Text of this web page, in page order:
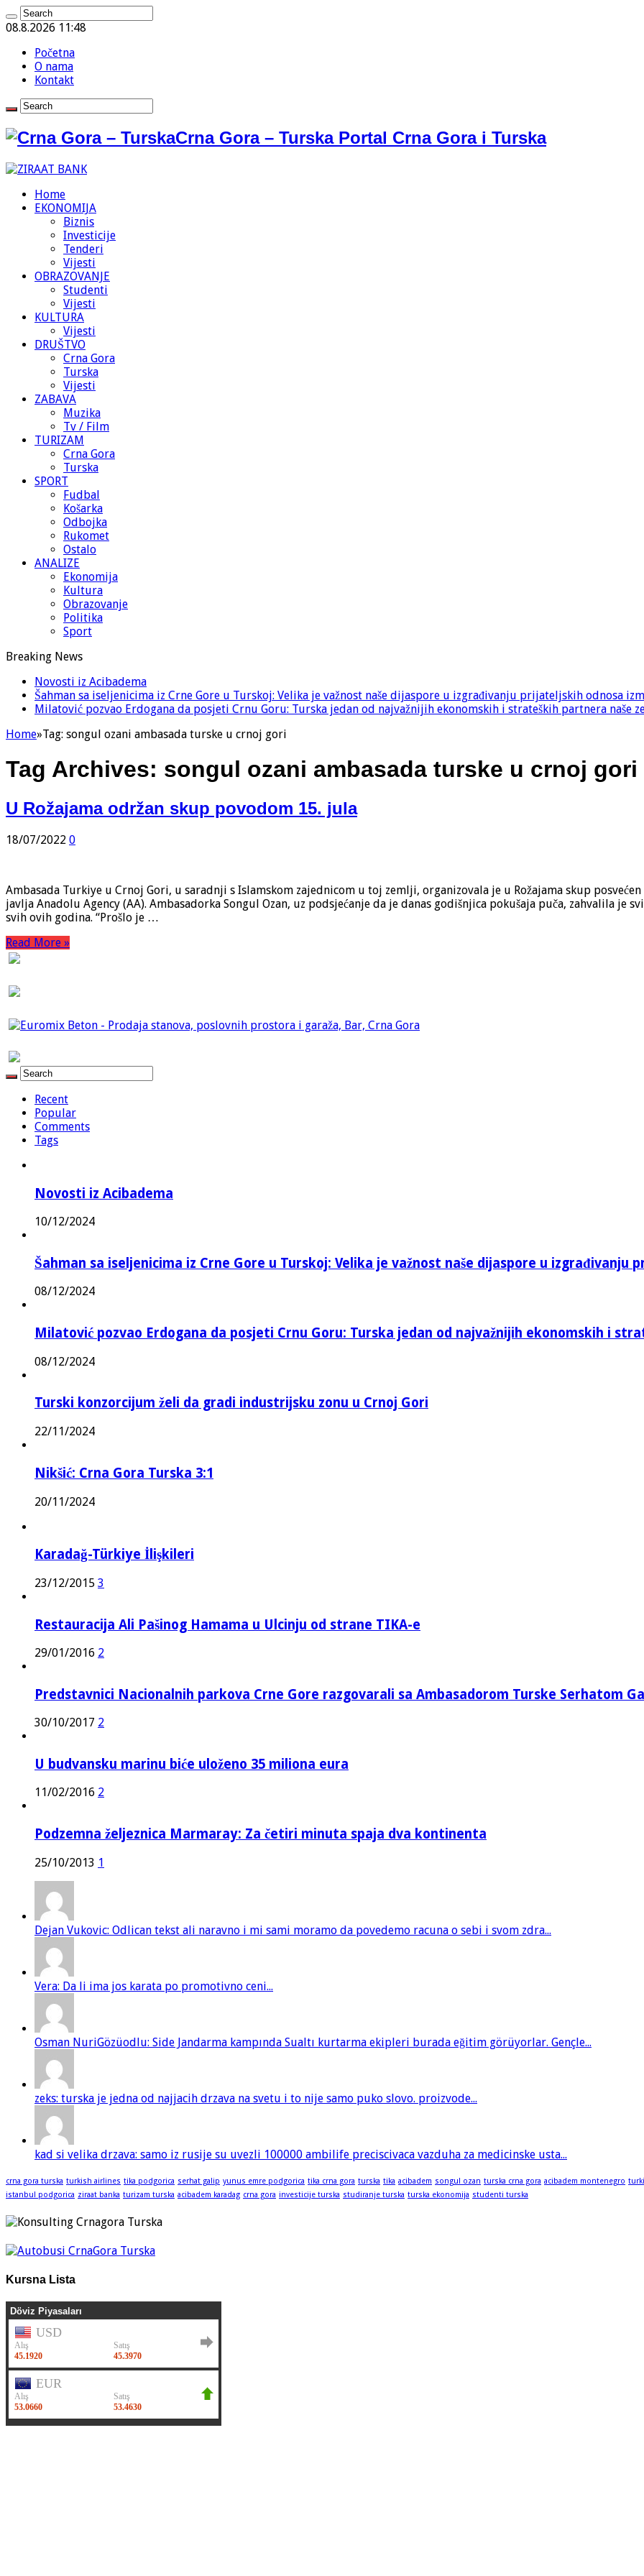
08.8.2026 11:48
Početna
O nama
Kontakt
Crna Gora – Turska Portal Crna Gora i Turska
Home
EKONOMIJA
Biznis
Investicije
Tenderi
Vijesti
OBRAZOVANJE
Studenti
Vijesti
KULTURA
Vijesti
DRUŠTVO
Crna Gora
Turska
Vijesti
ZABAVA
Muzika
Tv / Film
TURIZAM
Crna Gora
Turska
SPORT
Fudbal
Košarka
Odbojka
Rukomet
Ostalo
ANALIZE
Ekonomija
Kultura
Obrazovanje
Politika
Sport
Breaking News
Novosti iz Acibadema
Šahman sa iseljenicima iz Crne Gore u Turskoj: Velika je važnost naše dijaspore u izgrađivanju prijateljskih odnosa
Milatović pozvao Erdogana da posjeti Crnu Goru: Turska jedan od najvažnijih ekonomskih i strateških partnera naše
Home»Tag: songul ozani ambasada turske u crnoj gori
Tag Archives: songul ozani ambasada turske u crnoj gori
U Rožajama održan skup povodom 15. jula
18/07/2022 0
Ambasada Turkiye u Crnoj Gori, u saradnji s Islamskom zajednicom u toj zemlji, organizovala je u Rožajama skup
javlja Anadolu Agency (AA). Ambasadorka Songul Ozan, uz podsjećanje da je danas godišnjica pokušaja puča, zahvalila
svih ovih godina. “Prošlo je …
Read More »
Recent
Popular
Comments
Tags
Novosti iz Acibadema
10/12/2024
Šahman sa iseljenicima iz Crne Gore u Turskoj: Velika je važnost naše dijaspore u izgrađivanju
08/12/2024
Milatović pozvao Erdogana da posjeti Crnu Goru: Turska jedan od najvažnijih ekonomskih i
08/12/2024
Turski konzorcijum želi da gradi industrijsku zonu u Crnoj Gori
22/11/2024
Nikšić: Crna Gora Turska 3:1
20/11/2024
Karadağ-Türkiye İlişkileri
23/12/2015 3
Restauracija Ali Pašinog Hamama u Ulcinju od strane TIKA-e
29/01/2016 2
Predstavnici Nacionalnih parkova Crne Gore razgovarali sa Ambasadorom Turske Serhatom
30/10/2017 2
U budvansku marinu biće uloženo 35 miliona eura
11/02/2016 2
Podzemna željeznica Marmaray: Za četiri minuta spaja dva kontinenta
25/10/2013 1
Dejan Vukovic: Odlican tekst ali naravno i mi sami moramo da povedemo racuna o sebi i svom zdra...
Vera: Da li ima jos karata po promotivno ceni...
Osman NuriGözüodlu: Side Jandarma kampında Sualtı kurtarma ekipleri burada eğitim görüyorlar. Gençle...
zeks: turska je jedna od najjacih drzava na svetu i to nije samo puko slovo. proizvode...
kad si velika drzava: samo iz rusije su uvezli 100000 ambilife preciscivaca vazduha za medicinske usta...
crna gora turska turkish airlines tika podgorica serhat galip yunus emre podgorica tika crna gora turska tika acibadem songul ozan turska crna gora acibadem montenegro
istanbul podgorica ziraat banka turizam turska acibadem karadag crna gora investicije turska studiranje turska turska ekonomija studenti turska
Kursna Lista